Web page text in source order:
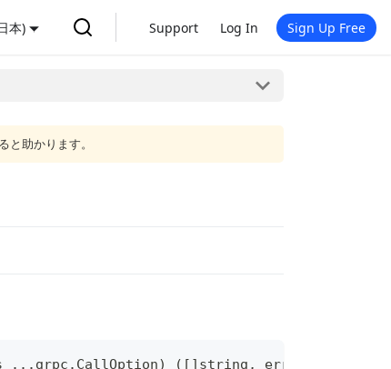
本) Support Log In Sign Up Free
助かります。
... grpc . CallOption) ( [ ] string , error